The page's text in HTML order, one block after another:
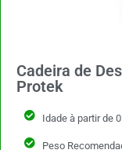
Cadeira de
Protek
Idade à partir de
Peso